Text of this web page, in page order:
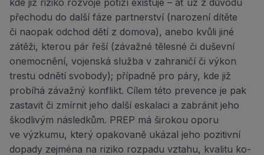
kde již riziko rozvoje potíží existuje – ať už z důvodu
přechodu do další fáze partnerství (narození dítěte
či naopak odchod dětí z domova), anebo kvůli jiné
zátěži, kterou pár řeší (závažné tělesné či duševní
one­mocnění, vojenská služba v zahraničí či výkon
trestu odnětí svobody); případně pro páry, kde již
probíhá závažný konflikt. Cílem této prevence je pak
zastavit či zmírnit jeho další eskalaci a zabránit jeho
škodlivým následkům. PREP má širokou oporu
ve výzkumu, který opakovaně ukázal jeho pozitivní
dopady zejména na riziko rozpadu vztahu, kvalitu ko­